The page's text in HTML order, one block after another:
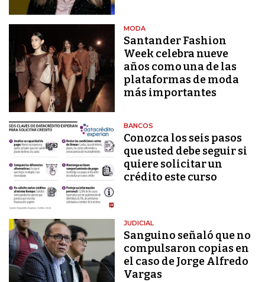
MODA
Santander Fashion
Week celebra nueve
años como una de las
plataformas de moda
más importantes
BANCOS
Conozca los seis pasos
que usted debe seguir si
quiere solicitar un
crédito este curso
JUDICIAL
Sanguino señaló que no
compulsaron copias en
el caso de Jorge Alfredo
Vargas